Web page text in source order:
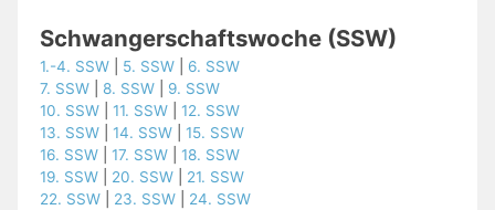
Schwangerschaftswoche (SSW)
1.-4. SSW 5. SSW
6. SSW
7. SSW
8. SSW
9. SSW
10. SSW |11. SSW |12. SSW
13. SSW |14. SSW |15. SSW
16. SSW |17. SSW |18. SSW
19. SSW
20. SSW
21. SSW
22. SSW
23. SSW
24. SSW